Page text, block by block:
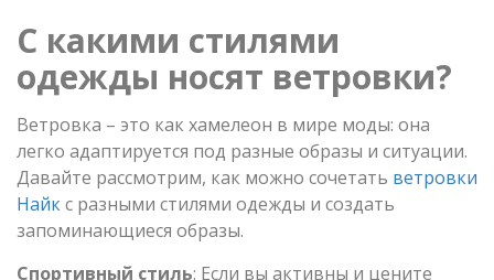
С какими стилями
одежды носят ветровки?
Ветровка – это как хамелеон в мире моды: она
легко адаптируется под разные образы и ситуации.
Давайте рассмотрим, как можно сочетать ветровки
Найкс разными стилями одежды и создать
запоминающиеся образы.
Спортивный стиль: Если вы активны и цените